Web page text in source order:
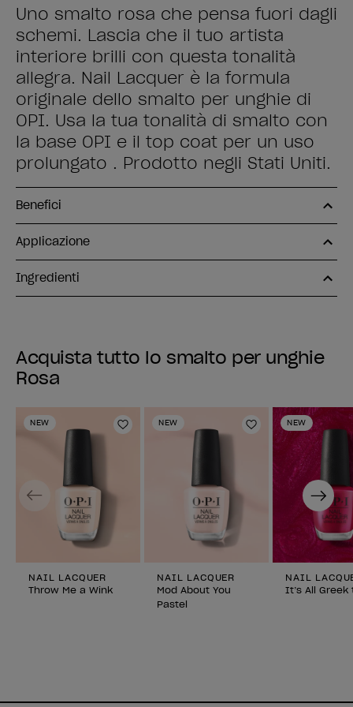
Uno smalto rosa che pensa fuori dagli
schemi. Lascia che il tuo artista
interiore brilli con questa tonalità
allegra. Nail Lacquer è la formula
originale dello smalto per unghie di
OPI. Usa la tua tonalità di smalto con
la base OPI e il top coat per un uso
prolungato . Prodotto negli Stati Uniti.
Benefici
Applicazione
Ingredienti
Acquista tutto lo smalto per unghie
Rosa
NEW
Aggiungi alla lista dei desideri
NAIL LACQUER
Throw Me a Wink
NEW
Aggiungi alla
NAIL LACQUER
Mod About You
Pastel
NEW
NAIL
It’s All Greek
Previous Next